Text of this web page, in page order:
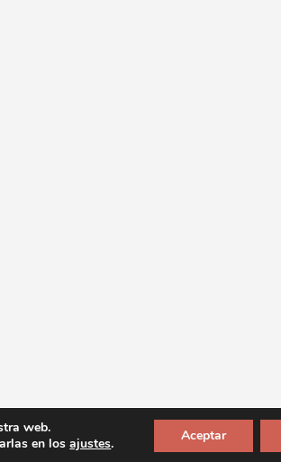
web.
en losajustes. Aceptar